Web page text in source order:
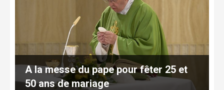
A la messe du pape pour fêter 25 et
50 ans de mariage